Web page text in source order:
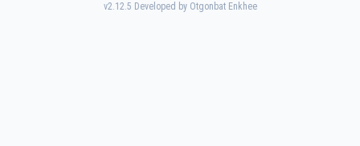
v2.12.5 Developed by Otgonbat Enkhee